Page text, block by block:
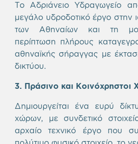
Το Αδριάνειο Υδραγωγείο
μεγάλο υδροδοτικό έργο στην
των Αθηναίων και τη
περίπτωση πλήρους
αθηναϊκής σήραγγας με
δικτύου.
3. Πράσινο και Κοινόχρηστοι
Δημιουργείται ένα ευρύ
χώρων, με συνδετικό
αρχαίο τεχνικό έργο που